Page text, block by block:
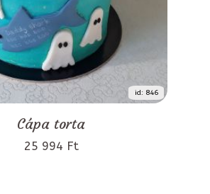
id: 846
Cápa torta
25 994 Ft